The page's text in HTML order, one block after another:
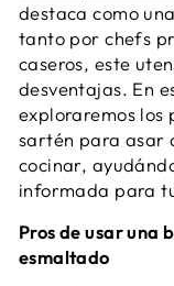
destaca como
tanto por chefs
caseros, este
desventajas. En
exploraremos los
sartén para asar
cocinar,
informada para
Pros de usar una
esmaltado